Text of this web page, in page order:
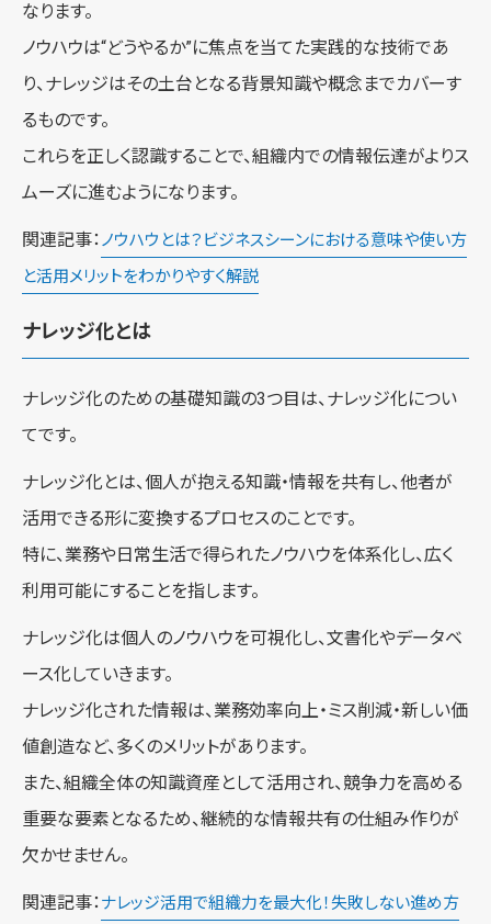
なります。
ノウハウは“どうやるか”に焦点を当てた実践的な技術であ
り、ナレッジはその土台となる背景知識や概念までカバーす
るものです。
これらを正しく認識することで、組織内での情報伝達がよりス
ムーズに進むようになります。
関連記事： ノウハウとは？ビジネスシーンにおける意味や使い方
と活用メリットをわかりやすく解説
ナレッジ化とは
ナレッジ化のための基礎知識の3つ目は、ナレッジ化につい
てです。
ナレッジ化とは、個人が抱える知識・情報を共有し、他者が
活用できる形に変換するプロセスのことです。
特に、業務や日常生活で得られたノウハウを体系化し、広く
利用可能にすることを指します。
ナレッジ化は個人のノウハウを可視化し、文書化やデータベ
ース化していきます。
ナレッジ化された情報は、業務効率向上・ミス削減・新しい価
値創造など、多くのメリットがあります。
また、組織全体の知識資産として活用され、競争力を高める
重要な要素となるため、継続的な情報共有の仕組み作りが
欠かせません。
関連記事： ナレッジ活用で組織力を最大化！失敗しない進め方